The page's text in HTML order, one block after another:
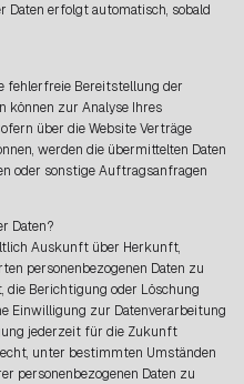
Daten erfolgt automatisch, sobald
fehlerfreie Bereitstellung der
können zur Analyse Ihres
über die Website Verträge
werden die übermittelten Daten
oder sonstige Auftragsanfragen
Daten?
Auskunft über Herkunft,
personenbezogenen Daten zu
die Berichtigung oder Löschung
Einwilligung zur Datenverarbeitung
jederzeit für die Zukunft
unter bestimmten Umständen
personenbezogenen Daten zu